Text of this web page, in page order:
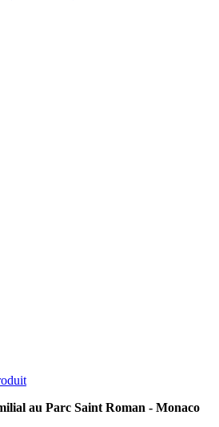
au Parc Saint Roman - Monaco